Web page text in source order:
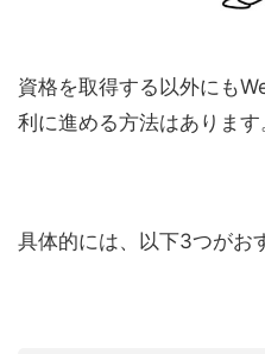
資格を取得する以外にも
利に進める方法はあります
具体的には、以下3つがお